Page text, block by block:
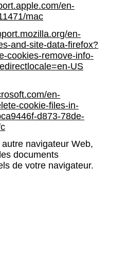
en-
mac
en-
and-site-data-firefox?
cookies-remove-info-
US
en-
cookie-files-in-
d873-78de-
navigateur Web,
documents
de votre navigateur.